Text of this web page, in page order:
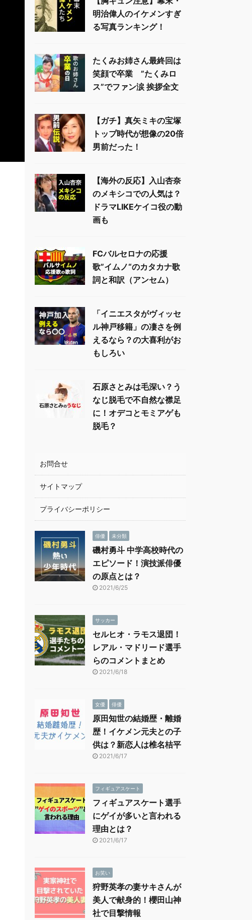
明治偉人のイケメンすぎ
る写真ランキング！
たくみお姉さん最終回は
笑顔で卒業 ”たくみロ
ス”でファン涙 挨拶全文
【ガチ】真矢ミキの宝塚
トップ時代が想像の20倍
男前だった！
【海外の反応】入山杏奈
のメキシコでの人気は？
ドラマLIKEケイコ役の動
画も
FCバルセロナの応援
歌”イムノ“のカタカナ歌
詞と和訳（アンセム）
「イニエスタがヴィッセ
ル神戸移籍」の凄さを例
えるなら？の大喜利がお
もしろい
石原さとみは毛深い？う
なじ脱毛で不自然な襟足
に！オデコとモミアゲも
脱毛？
お問合せ
サイトマップ
プライバシーポリシー
俳優 未分類
磯村勇斗 中学高校時代の
エピソード！演技派俳優
の原点とは？
2021/6/25
サッカー
セルヒオ・ラモス退団！
レアル・マドリード選手
らのコメントまとめ
2021/6/18
女優 俳優
原田知世の結婚歴・離婚
歴！イケメン元夫との子
供は？新恋人は椎名桔平
2021/6/17
フィギュアスケート
フィギュアスケート選手
にゲイが多いと言われる
理由とは？
2021/6/17
お笑い
狩野英孝の妻サキさんが
美人で献身的！櫻田山神
社で目撃情報